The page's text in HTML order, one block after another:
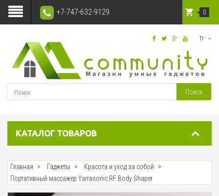
+7-747-632-9129
Тг
Поиск
0
КАТАЛОГ ТОВАРОВ
Главная Гаджеты
Красота и уход за собой
Портативный массажер Yarrasonic RF Body Shaper